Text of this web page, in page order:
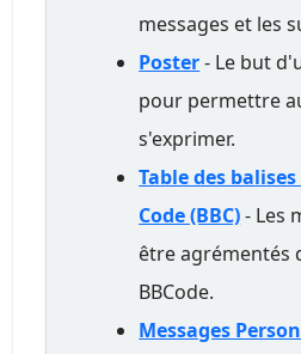
messages et les
Poster- Le but
pour permettre
s'exprimer.
Table des
Code (BBC)- Les
être agrémentés
BBCode.
Messages